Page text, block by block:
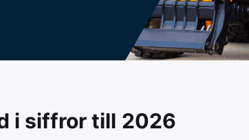
Perfekt kombination av kraft
och manövreringsförmåga
inom bygg, entreprenad och
BIGAB är nordens mest sålda
i siffror till 2026